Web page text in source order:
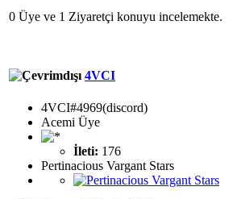
0 Üye ve 1 Ziyaretçi konuyu incelemekte.
4VCI
4VCI#4969(discord)
Acemi Üye
İleti: 176
Pertinacious Vargant Stars